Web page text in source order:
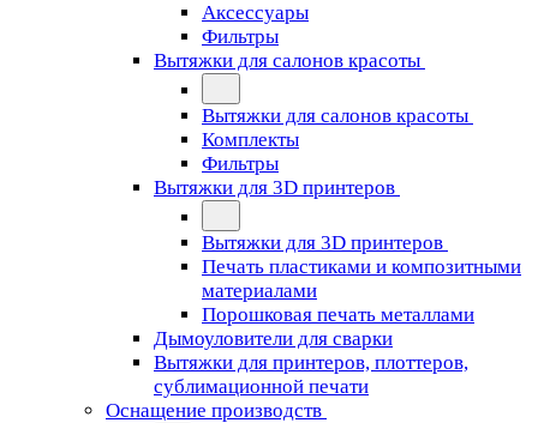
Аксессуары
Фильтры
Вытяжки для салонов красоты
Вытяжки для салонов красоты
Комплекты
Фильтры
Вытяжки для 3D принтеров
Вытяжки для 3D принтеров
Печать пластиками и композитными
материалами
Порошковая печать металлами
Дымоуловители для сварки
Вытяжки для принтеров, плоттеров,
сублимационной печати
Оснащение производств